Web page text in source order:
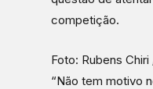
competição.
Foto: Rubens
“Não tem motivo